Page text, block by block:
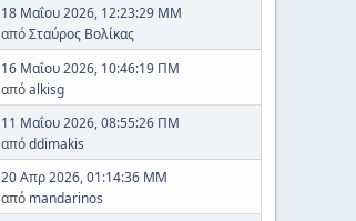
18 Μαΐου 2026, 12:23:29 ΜΜ
απόΣταύρος Βολίκας
16 Μαΐου 2026, 10:46:19 ΠΜ
απόalkisg
11 Μαΐου 2026, 08:55:26 ΠΜ
απόddimakis
20 Απρ 2026, 01:14:36 ΜΜ
από mandarinos